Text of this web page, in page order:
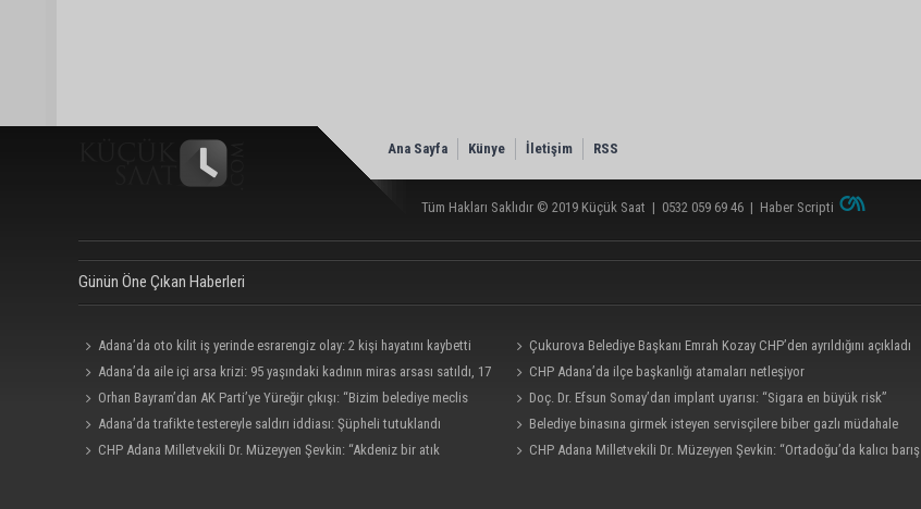
Ana Sayfa Künye İletişim RSS
Tüm Hakları Saklıdır © 2019 Küçük Saat | 0532 059 69 46 | Haber Scripti
Günün Öne Çıkan Haberleri
Adana’da oto kilit iş yerinde esrarengiz olay: 2 kişi hayatını kaybetti Çukurova Belediye Başkanı Emrah Kozay CHP’den ayrıldığını açıkladı
Adana’da aile içi arsa krizi: 95 yaşındaki kadının miras arsası satıldı, 17
milyonun 13 milyonu harcandı
CHP Adana’da ilçe başkanlığı atamaları netleşiyor
Orhan Bayram’dan AK Parti’ye Yüreğir çıkışı: “Bizim belediye meclis
üyelerimize ne yaptınız? Siz önce onu anlatın”
Doç. Dr. Efsun Somay’dan implant uyarısı: “Sigara en büyük risk”
Adana’da trafikte testereyle saldırı iddiası: Şüpheli tutuklandı
Belediye binasına girmek isteyen servisçilere biber gazlı müdahale
CHP Adana Milletvekili Dr. Müzeyyen Şevkin: “Akdeniz bir atık
CHP Adana Milletvekili Dr. Müzeyyen Şevkin: “Ortadoğu’da kalıcı barış